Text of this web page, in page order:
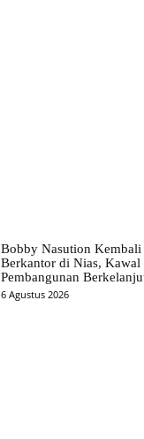
Bobby Nasution Kembali
Berkantor di Nias, Kawal
Pembangunan
6 Agustus 2026